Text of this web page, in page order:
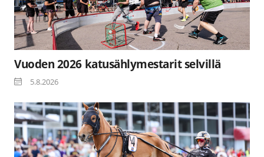
Vuoden 2026 katusählymestarit selvillä
5.8.2026